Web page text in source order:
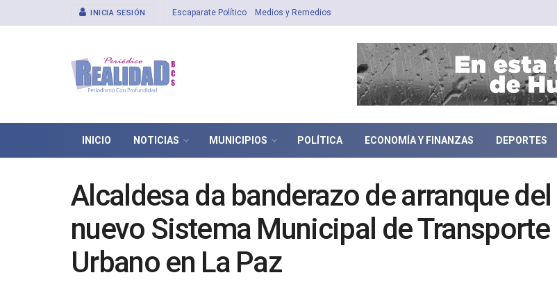
INICIA SESIÓN Escaparate Político Medios y Remedios
INICIO NOTICIAS MUNICIPIOS POLÍTICA ECONOMÍA Y FINANZAS DEPORTES
Alcaldesa da banderazo de arranque del
nuevo Sistema Municipal de Transporte
Urbano en La Paz